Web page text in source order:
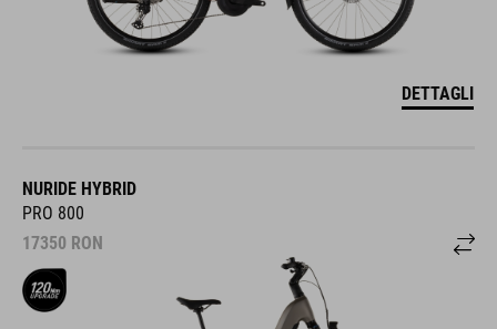
DETTAGLI
NURIDE HYBRID
PRO 800
17350 RON